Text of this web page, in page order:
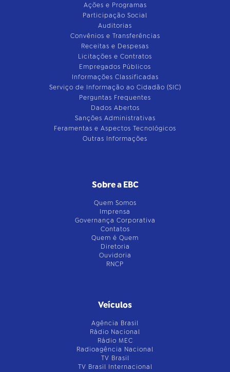
Ações e Programas
Participação Social
Auditorias
Convênios e Transferências
Receitas e Despesas
Licitações e Contratos
Empregados Públicos
Informações Classificadas
Serviço de Informação ao Cidadão (SIC)
Perguntas Frequentes
Dados Abertos
Sanções Administrativas
Feramentas e Aspectos Tecnológicos
Outras Informações
Sobre a EBC
Quem Somos
Imprensa
Governança Corporativa
Contatos
Quem é Quem
Diretoria
Ouvidoria
RNCP
Veículos
Agência Brasil
Rádio Nacional
Rádio MEC
Radioagência Nacional
TV Brasil
TV Brasil Internacional